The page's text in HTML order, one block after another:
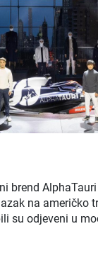
brend
na američko
su odjeveni u